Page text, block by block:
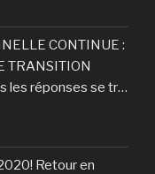
CONTINUE :
TRANSITION
les réponses se tr…
Retour en